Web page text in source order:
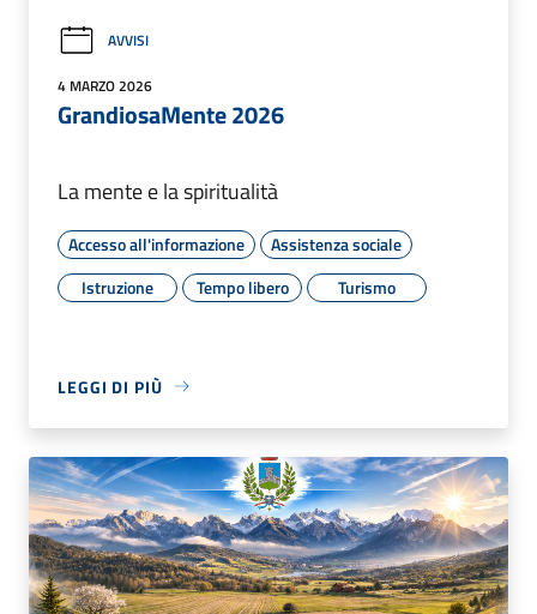
AVVISI
4 MARZO 2026
GrandiosaMente 2026
La mente e la spiritualità
Accesso all'informazione
Assistenza sociale
Istruzione
Tempo libero Turismo
LEGGI DI PIÙ